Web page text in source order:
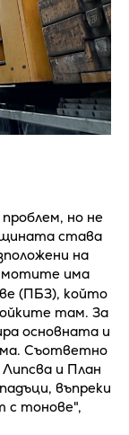
но не
става
на
има
(ПБЗ), който
там. За
основната и
Съответно
и План
въпреки
с тонове",